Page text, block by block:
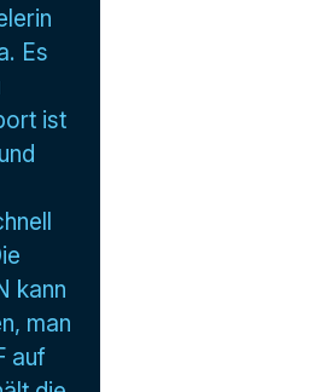
Es
ist
kann
man
auf